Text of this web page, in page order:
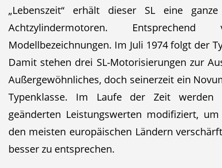
„Lebenszeit“ erhält dieser SL eine
Achtzylindermotoren.
Modellbezeichnungen. Im Juli 1974 folgt der
Damit stehen drei SL-Motorisierungen zur
Außergewöhnliches, doch seinerzeit ein
Typenklasse. Im Laufe der Zeit
geänderten Leistungswerten modifiziert,
den meisten europäischen Ländern
besser zu entsprechen.